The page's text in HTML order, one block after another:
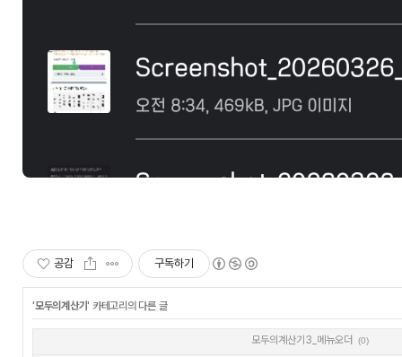
공감 구독하기
'모두의계산기' 카테고리의 다른 글
모두의계산기3_메뉴오더 (0)